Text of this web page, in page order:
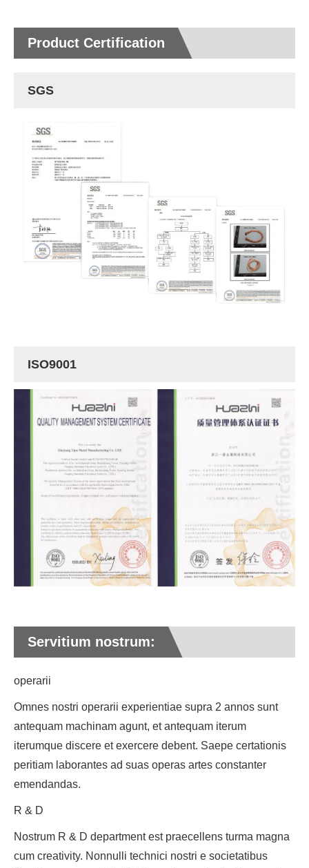
Product Certification
SGS
ISO9001
Servitium nostrum:
operarii
Omnes nostri operarii experientiae supra 2 annos sunt
antequam machinam agunt, et antequam iterum
iterumque discere et exercere debent. Saepe certationis
peritiam laborantes ad suas operas artes constanter
emendandas.
R & D
Nostrum R & D department est praecellens turma magna
cum creativity. Nonnulli technici nostri e societatibus